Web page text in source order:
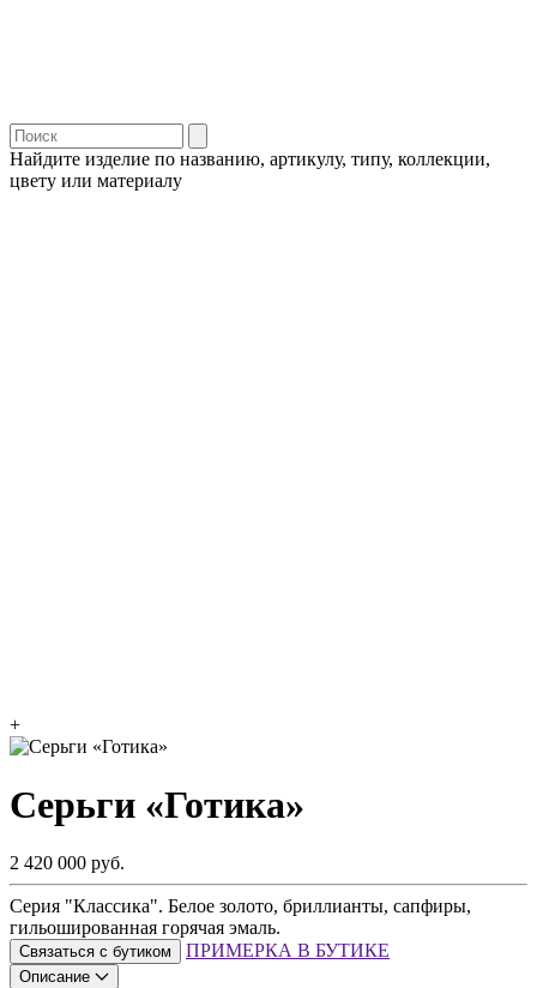
Найдите изделие по названию, артикулу, типу, коллекции,
цвету или материалу
+
Серьги «Готика»
2 420 000 руб.
Серия "Классика". Белое золото, бриллианты, сапфиры,
гильошированная горячая эмаль.
Связаться с бутиком ПРИМЕРКА В БУТИКЕ
Описание